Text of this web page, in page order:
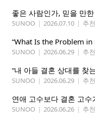
좋은 사람인가, 믿을 만
SUNOO | 2026.07.10 | 추
SUNOO | 2026.06.29 | 추
“내 아들 결혼 상대를 찾
SUNOO | 2026.06.29 | 추
연애 고수보다 결혼 고수
SUNOO | 2026.06.26 | 추